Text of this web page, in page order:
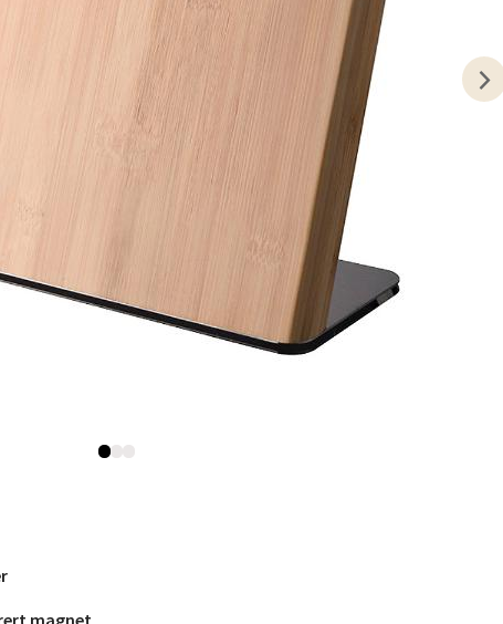
magnet
Kristiansand - Markens
Lillemarkens markensgate 25B, 4611 Kristiansand
Åpent i dag 09-18
Oslo - Linderud
Erich Mogensøns vei 38, 0594 Oslo